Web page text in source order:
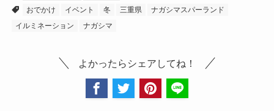
おでかけ
イベント 冬 三重県
ナガシマスパーランド
イルミネーション
ナガシマ
よかったらシェアしてね！